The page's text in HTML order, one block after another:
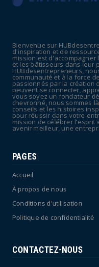
Canicule : sept
en
Bienvenue sur
d'inspiration et de
mission est
et les bâtisseurs dans leur
HUBdesentrepreneurs,
communauté et à la force
passionnés par la création
peuvent se connecter,
vous soyez un fondateur
chevronné, nous sommes
conseils et les histoires
pour réussir dans votre
mission de célébrer
avenir meilleur, une
PAGES
Accueil
À propos de nous
Conditions d'utilisation
Politique de confidentialité
CONTACTEZ-NOUS